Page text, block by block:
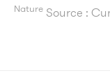
Nature Source :